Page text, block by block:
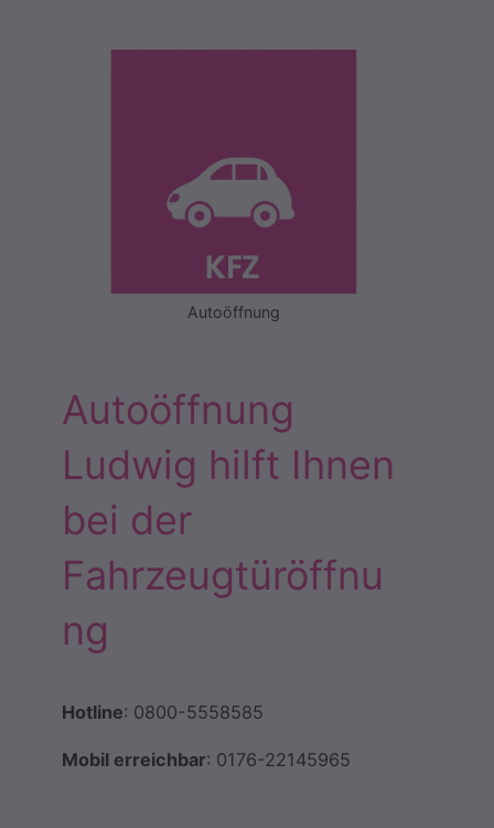
Autoöffnung
Autoöffnung
Ludwig hilft Ihnen
bei der
Fahrzeugtüröffnu
ng
Hotline: 0800-5558585
Mobil erreichbar: 0176-22145965